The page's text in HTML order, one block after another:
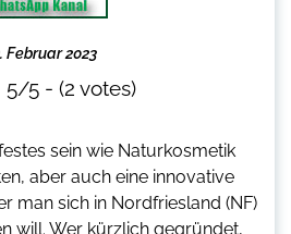
Februar 2023
5/5 - (2 votes)
sein wie Naturkosmetik
aber auch eine innovative
man sich in Nordfriesland (NF)
will. Wer kürzlich gegründet,